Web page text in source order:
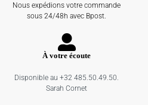
Nous expédions votre commande
sous 24/48h avec Bpost.
À votre écoute
Disponible au +32 485.50.49.50.
Sarah Cornet